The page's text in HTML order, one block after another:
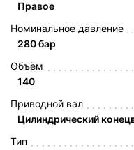
Правое
Номинальное давление
280 бар
Объём
140
Приводной вал
Цилиндрический
Тип